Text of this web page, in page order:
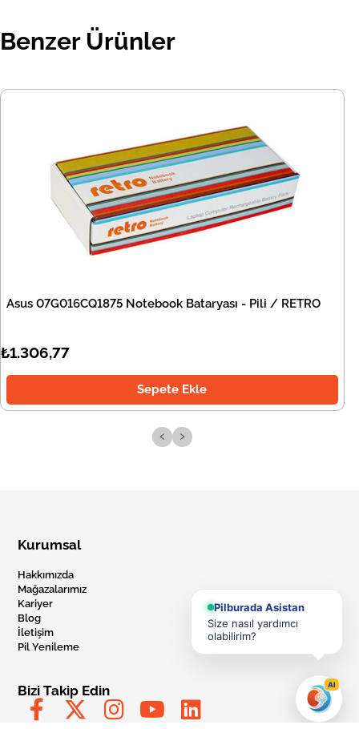
Benzer Ürünler
Asus 07G016CQ1875 Notebook Bataryası - Pili / RETRO
₺1.306,77
Sepete Ekle
‹ ›
Kurumsal
Hakkımızda
Mağazalarımız
Kariyer
Blog
İletişim
Pil Yenileme
Bizi Takip Edin
Pilburada Asistan
Size nasıl yardımcı
olabilirim?
AI